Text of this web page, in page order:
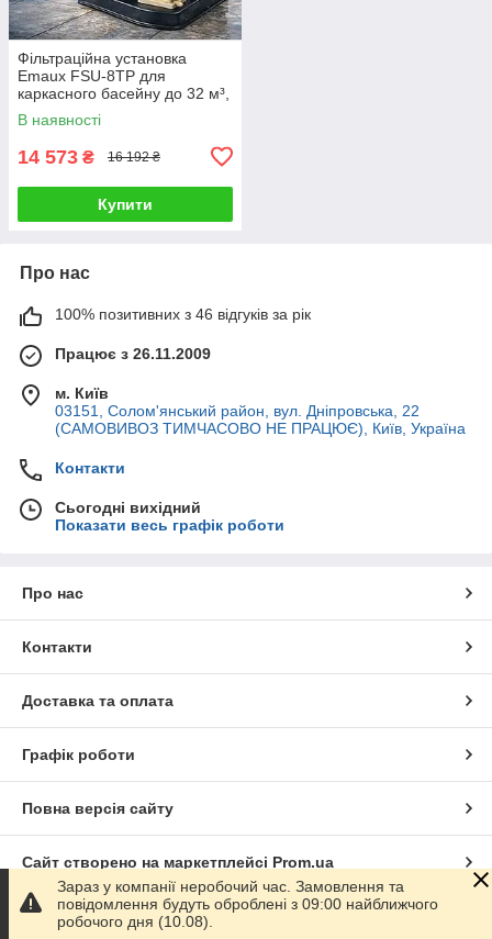
Фільтраційна установка
Emaux FSU-8TP для
каркасного басейну до 32 м³,
8 м³/год, з таймером
В наявності
14 573 ₴ 16 192 ₴
Купити
Про нас
100% позитивних з 46 відгуків за рік
Працює з 26.11.2009
м. Київ
03151, Солом'янський район, вул. Дніпровська, 22
(САМОВИВОЗ ТИМЧАСОВО НЕ ПРАЦЮЄ), Київ, Україна
Контакти
Сьогодні вихідний
Показати весь графік роботи
Про нас
Контакти
Доставка та оплата
Графік роботи
Повна версія сайту
Сайт створено на маркетплейсі Prom.ua
Політика конфіденційності
Зараз у компанії неробочий час. Замовлення та
повідомлення будуть оброблені з 09:00 найближчого
робочого дня (10.08).